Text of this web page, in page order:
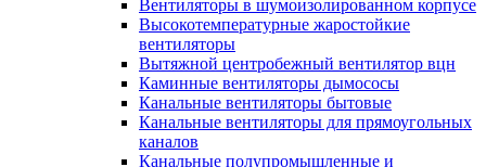
Вентиляторы в шумоизолированном корпусе
Высокотемпературные жаростойкие
вентиляторы
Вытяжной центробежный вентилятор вцн
Каминные вентиляторы дымососы
Канальные вентиляторы бытовые
Канальные вентиляторы для прямоугольных
каналов
Канальные полупромышленные и